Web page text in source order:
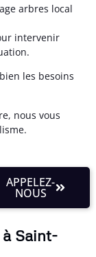
arbres local
intervenir
les besoins
nous vous
APPELEZ-
NOUS
Saint-